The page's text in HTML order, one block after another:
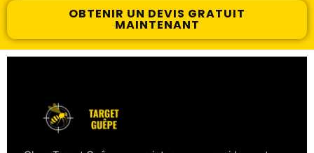
OBTENIR UN DEVIS GRATUIT
MAINTENANT